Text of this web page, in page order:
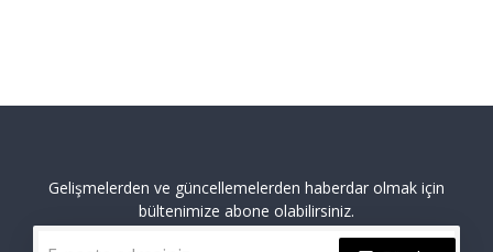
Gelişmelerden ve güncellemelerden haberdar olmak için
bültenimize abone olabilirsiniz.